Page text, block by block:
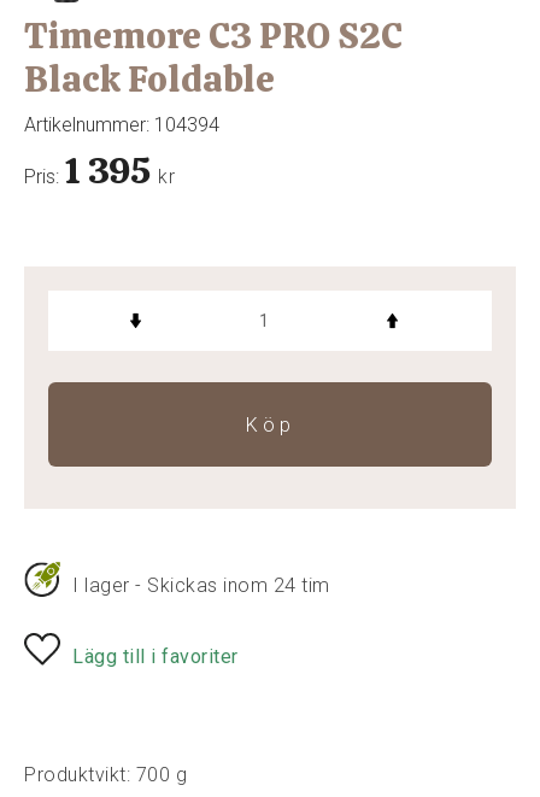
Timemore C3 PRO S2C
Black Foldable
Artikelnummer: 104394
Pris: 1 395 kr
Köp
I lager - Skickas inom 24 tim
Lägg till i favoriter
Produktvikt: 700 g